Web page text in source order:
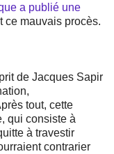
a publié une
ce mauvais procès.
de Jacques Sapir
tout, cette
qui consiste à
à travestir
contrarier